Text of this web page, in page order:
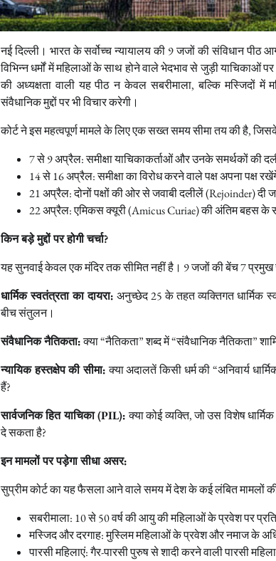
नई दिल्ली। भारत के सर्वोच्च न्यायालय की 9 जजों की संविधान
विभिन्न धर्मों में महिलाओं के साथ होने वाले भेदभाव से जुड़ी याचिकाओं
की अध्यक्षता वाली यह पीठ न केवल सबरीमाला, बल्कि मस्जिदों
संवैधानिक मुद्दों पर भी विचार करेगी।
कोर्ट ने इस महत्वपूर्ण मामले के लिए एक सख्त समय सीमा तय की है,
7 से 9 अप्रैल: समीक्षा याचिकाकर्ताओं और उनके समर्थकों की
14 से 16 अप्रैल: समीक्षा का विरोध करने वाले पक्ष अपना पक्ष
21 अप्रैल: दोनों पक्षों की ओर से जवाबी दलीलें (Rejoinder) दी
22 अप्रैल: एमिकस क्यूरी (Amicus Curiae) की अंतिम बहस के
किन बड़े मुद्दों पर होगी चर्चा?
यह सुनवाई केवल एक मंदिर तक सीमित नहीं है। 9 जजों की बेंच 7 प्रमुख
धार्मिक स्वतंत्रता का दायरा: अनुच्छेद 25 के तहत व्यक्तिगत धार्मिक
बीच संतुलन।
संवैधानिक नैतिकता:क्या “नैतिकता” शब्द में “संवैधानिक नैतिकता”
न्यायिक हस्तक्षेप की सीमा:क्या अदालतें किसी धर्म की “अनिवार्य
हैं?
सार्वजनिक हित याचिका (PIL):क्या कोई व्यक्ति, जो उस विशेष
दे सकता है?
इन मामलों पर पड़ेगा सीधा असर:
सुप्रीम कोर्ट का यह फैसला आने वाले समय में देश के कई लंबित मामलों
सबरीमाला: 10 से 50 वर्ष की आयु की महिलाओं के प्रवेश पर
मस्जिद और दरगाह: मुस्लिम महिलाओं के प्रवेश और नमाज के
पारसी महिलाएं: गैर-पारसी पुरुष से शादी करने वाली पारसी